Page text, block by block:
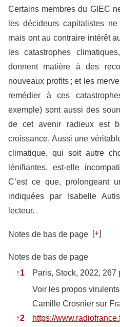
Certains membres du GIEC
les décideurs capitalistes
mais ont au contraire intérêt
les catastrophes
donnent matière à des
nouveaux profits ; et les
remédier à ces
exemple) sont aussi des
de cet avenir radieux est
croissance. Aussi une
climatique, qui soit autre
lénifiantes, est-elle
C’est ce que, prolongeant
indiquées par Isabelle
lecteur.
Notes de bas de page [+]
Notes de bas de page
↑1 Paris, Stock, 2022, 267
↑2
Voir les propos
Camille Crosnier sur
https://